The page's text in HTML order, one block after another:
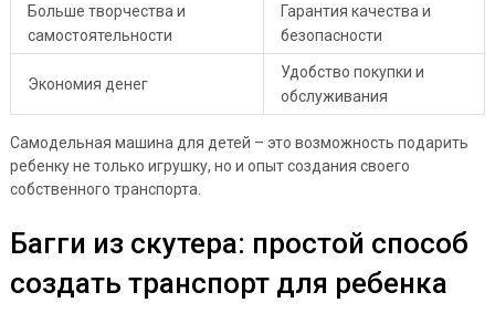
Больше творчества и
самостоятельности
Гарантия качества и
безопасности
Экономия денег
Удобство покупки и
обслуживания
Самодельная машина для детей – это возможность подарить
ребенку не только игрушку, но и опыт создания своего
собственного транспорта.
Багги из скутера: простой способ
создать транспорт для ребенка